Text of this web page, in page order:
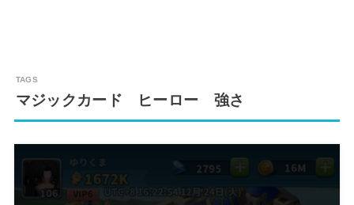
マジックカード ヒーロー 強さ